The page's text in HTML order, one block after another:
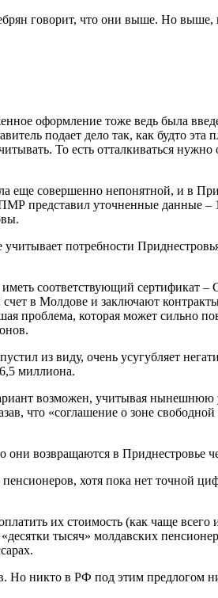
говорит, что они выше. Но выше,
оформление тоже ведь была
подает дело так, как будто эта
То есть отталкиваться
еще совершенно непонятной, и в
представил уточненные данные –
потребности
соответствующий сертификат
в Молдове и заключают
проблема, которая может сильно
из виду, очень усугубляет
миллиона.
возможен, учитывая
что «соглашение о зоне
возвращаются в Приднестровье
хотя пока нет точной
их стоимость (как чаще всего
тысяч» молдавских
Но никто в РФ под этим предлогом